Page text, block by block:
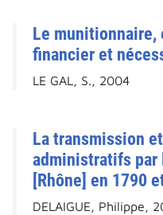
Le
financier et
LE GAL, S., 2004
La transmission
administratifs par
[Rhône] en 1790
DELAIGUE, Philippe,